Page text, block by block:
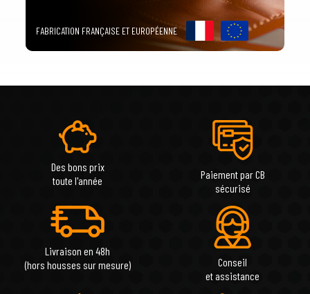
FABRICATION FRANÇAISE ET EUROPÉENNE
Des bons prix
toute l'année
Paiement par CB
sécurisé
Livraison en 48h
(hors housses sur mesure)
Conseil
et assistance